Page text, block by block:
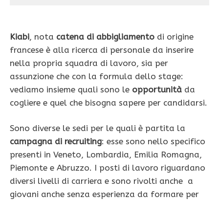
Kiabi, nota catena di abbigliamento di origine
francese è alla ricerca di personale da inserire
nella propria squadra di lavoro, sia per
assunzione che con la formula dello stage:
vediamo insieme quali sono le opportunità da
cogliere e quel che bisogna sapere per candidarsi.
Sono diverse le sedi per le quali è partita la
campagna di recruiting: esse sono nello specifico
presenti in Veneto, Lombardia, Emilia Romagna,
Piemonte e Abruzzo. I posti di lavoro riguardano
diversi livelli di carriera e sono rivolti anche a
giovani anche senza esperienza da formare per